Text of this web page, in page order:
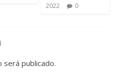
2022
0
será publicado.